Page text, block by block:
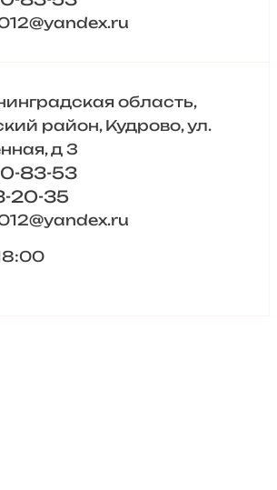
область,
район, Кудрово, ул.
д 3
83-53
20-35